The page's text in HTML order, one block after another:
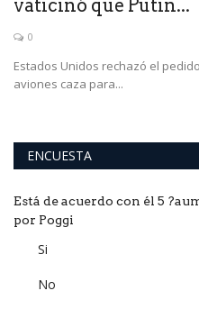
vaticinó que Putin...
0
Estados Unidos rechazó el
aviones caza para...
ENCUESTA
Está de acuerdo con él 5
por Poggi
Si
No